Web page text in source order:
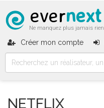
evernext
Ne manquez plus jamais rien
Créer mon compte
NETFLIX